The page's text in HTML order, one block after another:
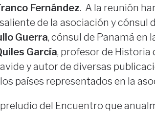
Fernández. A la reunión
de la asociación y cónsul
Guerra, cónsul de Panamá en
García, profesor de Historia
y autor de diversas
países representados en la
del Encuentro que